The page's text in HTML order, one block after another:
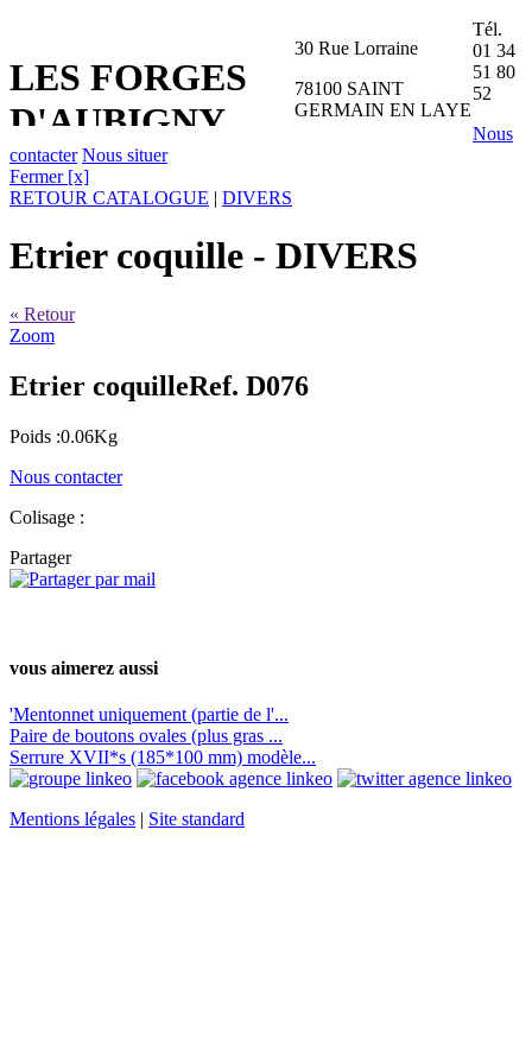
LES FORGES
D'AUBIGNY
30 Rue Lorraine
78100 SAINT
GERMAIN EN LAYE
Tél.
01 34
51 80
52
Nous
contacter Nous situer
Fermer [x]
RETOUR CATALOGUE | DIVERS
Etrier coquille - DIVERS
« Retour
Zoom
Etrier coquilleRef. D076
Poids :0.06Kg
Nous contacter
Colisage :
Partager
vous aimerez aussi
'Mentonnet uniquement (partie de l'...
Paire de boutons ovales (plus gras ...
Serrure XVII*s (185*100 mm) modèle...
Mentions légales | Site standard